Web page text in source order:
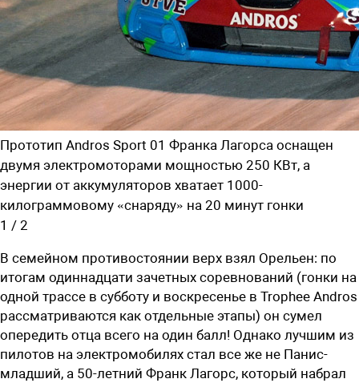
Прототип Andros Sport 01 Франка Лагорса оснащен
двумя электромоторами мощностью 250 КВт, а
энергии от аккумуляторов хватает 1000-
килограммовому «снаряду» на 20 минут гонки
1 / 2
В семейном противостоянии верх взял Орельен: по
итогам одиннадцати зачетных соревнований (гонки на
одной трассе в субботу и воскресенье в Trophee Andros
рассматриваются как отдельные этапы) он сумел
опередить отца всего на один балл! Однако лучшим из
пилотов на электромобилях стал все же не Панис-
младший, а 50-летний Франк Лагорс, который набрал